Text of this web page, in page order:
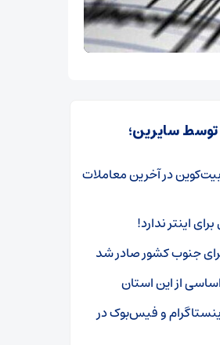
سایرین؛
در آخرین معاملات
اینتر ندارد!
جنوب کشور صادر شد
از این استان
و فیس‌بوک در